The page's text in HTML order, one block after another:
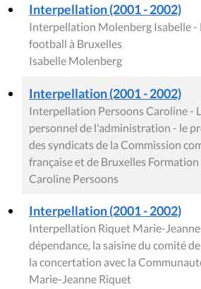
Interpellation (2001 - 2002)
Interpellation Molenberg Isabelle -
football à Bruxelles
Isabelle Molenberg
Interpellation (2001 - 2002)
Interpellation Persoons Caroline -
personnel de l'administration - le
des syndicats de la Commission
française et de Bruxelles Formation
Caroline Persoons
Interpellation (2001 - 2002)
Interpellation Riquet Marie-Jeanne
dépendance, la saisine du comité
la concertation avec la
Marie-Jeanne Riquet